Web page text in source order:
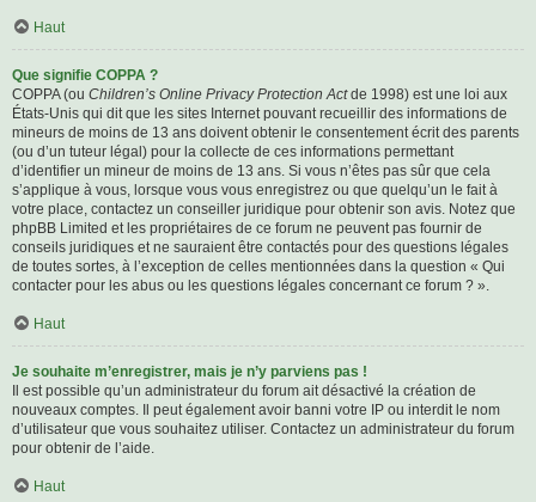
Haut
Que signifie COPPA ?
COPPA (ou Children’s Online Privacy Protection Actde 1998) est une loi aux
États-Unis qui dit que les sites Internet pouvant recueillir des informations de
mineurs de moins de 13 ans doivent obtenir le consentement écrit des parents
(ou d’un tuteur légal) pour la collecte de ces informations permettant
d’identifier un mineur de moins de 13 ans. Si vous n’êtes pas sûr que cela
s’applique à vous, lorsque vous vous enregistrez ou que quelqu’un le fait à
votre place, contactez un conseiller juridique pour obtenir son avis. Notez que
phpBB Limited et les propriétaires de ce forum ne peuvent pas fournir de
conseils juridiques et ne sauraient être contactés pour des questions légales
de toutes sortes, à l’exception de celles mentionnées dans la question « Qui
contacter pour les abus ou les questions légales concernant ce forum ? ».
Haut
Je souhaite m’enregistrer, mais je n’y parviens pas !
Il est possible qu’un administrateur du forum ait désactivé la création de
nouveaux comptes. Il peut également avoir banni votre IP ou interdit le nom
d’utilisateur que vous souhaitez utiliser. Contactez un administrateur du forum
pour obtenir de l’aide.
Haut